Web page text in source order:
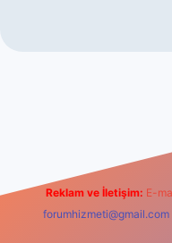
Reklam ve İletişim: E-
forumhizmeti@gmail.com